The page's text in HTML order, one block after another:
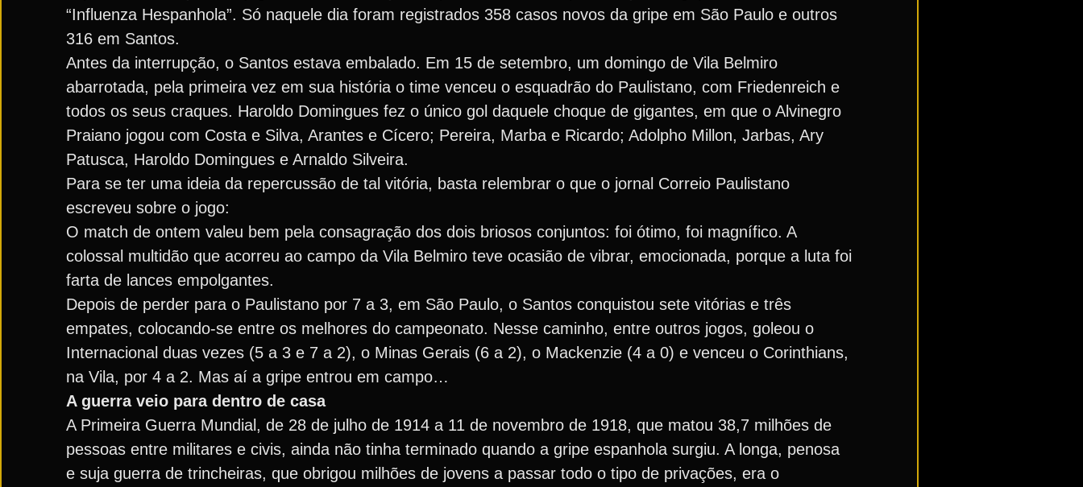
“Influenza Hespanhola”. Só naquele dia foram registrados 358 casos novos da gripe em São Paulo e outros
316 em Santos.
Antes da interrupção, o Santos estava embalado. Em 15 de setembro, um domingo de Vila Belmiro
abarrotada, pela primeira vez em sua história o time venceu o esquadrão do Paulistano, com Friedenreich e
todos os seus craques. Haroldo Domingues fez o único gol daquele choque de gigantes, em que o Alvinegro
Praiano jogou com Costa e Silva, Arantes e Cícero; Pereira, Marba e Ricardo; Adolpho Millon, Jarbas, Ary
Patusca, Haroldo Domingues e Arnaldo Silveira.
Para se ter uma ideia da repercussão de tal vitória, basta relembrar o que o jornal Correio Paulistano
escreveu sobre o jogo:
O match de ontem valeu bem pela consagração dos dois briosos conjuntos: foi ótimo, foi magnífico. A
colossal multidão que acorreu ao campo da Vila Belmiro teve ocasião de vibrar, emocionada, porque a luta foi
farta de lances empolgantes.
Depois de perder para o Paulistano por 7 a 3, em São Paulo, o Santos conquistou sete vitórias e três
empates, colocando-se entre os melhores do campeonato. Nesse caminho, entre outros jogos, goleou o
Internacional duas vezes (5 a 3 e 7 a 2), o Minas Gerais (6 a 2), o Mackenzie (4 a 0) e venceu o Corinthians,
na Vila, por 4 a 2. Mas aí a gripe entrou em campo…
A guerra veio para dentro de casa
A Primeira Guerra Mundial, de 28 de julho de 1914 a 11 de novembro de 1918, que matou 38,7 milhões de
pessoas entre militares e civis, ainda não tinha terminado quando a gripe espanhola surgiu. A longa, penosa
e suja guerra de trincheiras, que obrigou milhões de jovens a passar todo o tipo de privações, era o